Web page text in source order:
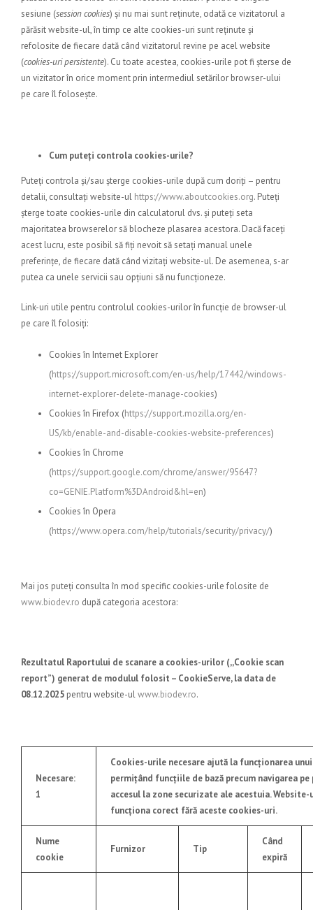
sesiune (session cookies) și nu mai sunt reținute, odată ce vizitatorul a
părăsit website-ul, în timp ce alte cookies-uri sunt reținute și
refolosite de fiecare dată când vizitatorul revine pe acel website
(cookies-uri persistente). Cu toate acestea, cookies-urile pot fi șterse de
un vizitator în orice moment prin intermediul setărilor browser-ului
pe care îl folosește.
Cum puteți controla cookies-urile?
Puteți controla și/sau șterge cookies-urile după cum doriți – pentru
detalii, consultați website-ul https://www.aboutcookies.org. Puteți
șterge toate cookies-urile din calculatorul dvs. și puteți seta
majoritatea browserelor să blocheze plasarea acestora. Dacă faceți
acest lucru, este posibil să fiți nevoit să setați manual unele
preferințe, de fiecare dată când vizitați website-ul. De asemenea, s-ar
putea ca unele servicii sau opțiuni să nu funcționeze.
Link-uri utile pentru controlul cookies-urilor în funcție de browser-ul
pe care îl folosiți:
Cookies în Internet Explorer
(https://support.microsoft.com/en-us/help/17442/windows-
internet-explorer-delete-manage-cookies)
Cookies în Firefox (https://support.mozilla.org/en-
US/kb/enable-and-disable-cookies-website-preferences)
Cookies în Chrome
(https://support.google.com/chrome/answer/95647?
co=GENIE.Platform%3DAndroid&hl=en)
Cookies în Opera
(https://www.opera.com/help/tutorials/security/privacy/)
Mai jos puteți consulta în mod specific cookies-urile folosite de
www.biodev.ro după categoria acestora:
Rezultatul Raportului de scanare a cookies-urilor (,,Cookie scan
report”) generat de modulul folosit – CookieServe, la data de
08.12.2025 pentru website-ulwww.biodev.ro.
Necesare:
1
Cookies-urile necesare ajută la funcționarea
permițând funcțiile de bază precum navigarea pe
accesul la zone securizate ale acestuia.
funcționa corect fără aceste cookies-uri.
Nume
cookie
Furnizor Tip
Când
expiră